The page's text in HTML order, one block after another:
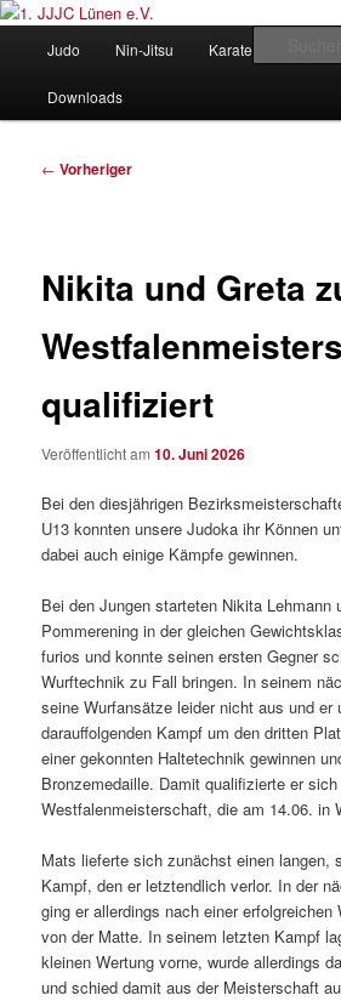
Zum
springen1. JJJC Lünen e.V.
Judo und Ninjitsu
Judo Nin-Jitsu Karate
Downloads
Beitragsnavigation
← Vorheriger
Nikita und Greta
qualifiziert
Veröffentlicht am10. Juni 2026
Bei den diesjährigen
U13 konnten unsere Judoka ihr Können
dabei auch einige Kämpfe gewinnen.
Bei den Jungen starteten Nikita Lehmann
Pommerening in der gleichen
furios und konnte seinen ersten Gegner
Wurftechnik zu Fall bringen. In seinem
seine Wurfansätze leider nicht aus und er
darauffolgenden Kampf um den dritten
einer gekonnten Haltetechnik gewinnen
Bronzemedaille. Damit qualifizierte er
Westfalenmeisterschaft, die am 14.06. in
Mats lieferte sich zunächst einen langen,
Kampf, den er letztendlich verlor. In der
ging er allerdings nach einer
von der Matte. In seinem letzten Kampf
kleinen Wertung vorne, wurde allerdings
und schied damit aus der Meisterschaft